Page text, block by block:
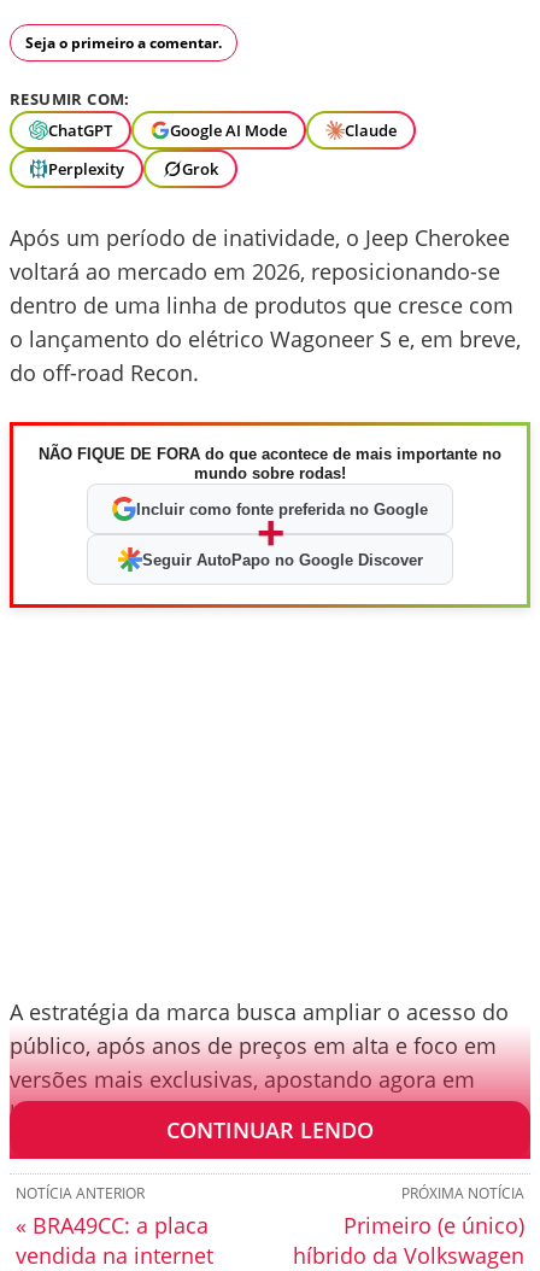
Seja o primeiro a comentar.
RESUMIR COM:
ChatGPT
Google AI Mode
Claude
Perplexity
Grok
Após um período de inatividade, o Jeep Cherokee
voltará ao mercado em 2026, reposicionando-se
dentro de uma linha de produtos que cresce com
o lançamento do elétrico Wagoneer S e, em breve,
do off-road Recon.
NÃO FIQUE DE FORA do que acontece de mais importante no
mundo sobre rodas!
Incluir como fonte preferida no Google
+
Seguir AutoPapo no Google Discover
A estratégia da marca busca ampliar o acesso do
público, após anos de preços em alta e foco em
versões mais exclusivas, apostando agora em
híbridos.
CONTINUAR LENDO
PRÓXIMA NOTÍCIA
Primeiro (e único)
híbrido da Volkswagen
NOTÍCIA ANTERIOR
« BRA49CC: a placa
vendida na internet